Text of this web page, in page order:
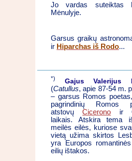
Jo vardas suteiktas
Mėnulyje.
Garsus graikų
ir Hiparchas iš Rodo...
*)
Gajus Valerijus
(Catullus, apie 87-54 m.
– garsus Romos
pagrindinių Romos
atstovųCicerono ir
laikais. Atskira tema
meilės eilės, kuriose
vietą užima skirtos
yra Europos
eilių ištakos.